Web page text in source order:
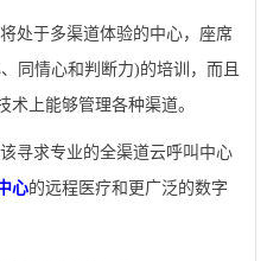
于多渠道体验的中心，座席
同情心和判断力)的培训，而且
上能够管理各种渠道。
求专业的全渠道云呼叫中心
心的远程医疗和更广泛的数字